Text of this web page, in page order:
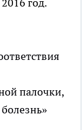
палочки,